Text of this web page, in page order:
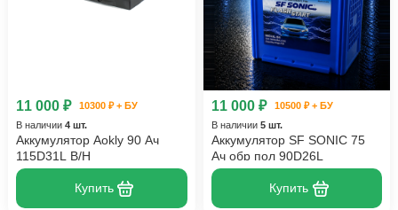
11 000 ₽
10300 ₽ + БУ
В наличии 4 шт.
Аккумулятор Aokly 90 Ач
115D31L B/H
Купить
11 000 ₽
10500 ₽ + БУ
В наличии 5 шт.
Аккумулятор SF SONIC 75
Ач обр пол 90D26L
Купить